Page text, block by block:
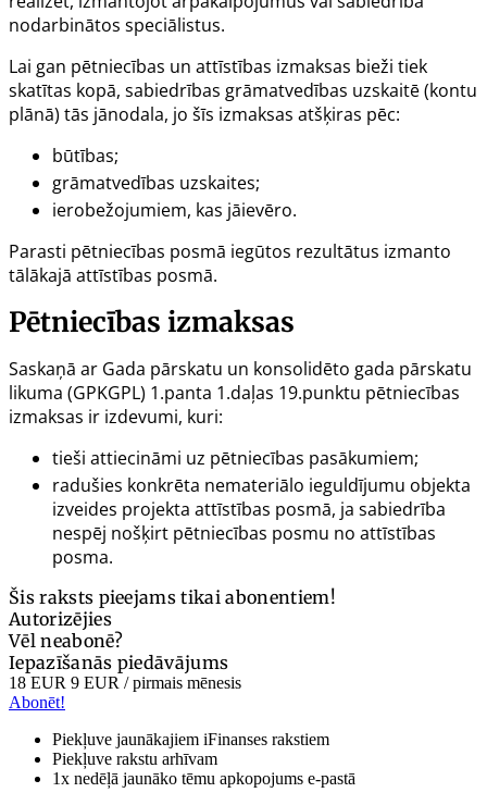
nodarbinātos speciālistus.
Lai gan pētniecības un attīstības izmaksas bieži tiek
skatītas kopā, sabiedrības grāmatvedības uzskaitē (kontu
plānā) tās jānodala, jo šīs izmaksas atšķiras pēc:
būtības;
grāmatvedības uzskaites;
ierobežojumiem, kas jāievēro.
Parasti pētniecības posmā iegūtos rezultātus izmanto
tālākajā attīstības posmā.
Pētniecības izmaksas
Saskaņā ar Gada pārskatu un konsolidēto gada pārskatu
likuma (GPKGPL) 1.panta 1.daļas 19.punktu pētniecības
izmaksas ir izdevumi, kuri:
tieši attiecināmi uz pētniecības pasākumiem;
radušies konkrēta nemateriālo ieguldījumu objekta
izveides projekta attīstības posmā, ja sabiedrība
nespēj nošķirt pētniecības posmu no attīstības
posma.
Šis raksts pieejams tikai abonentiem!
Autorizējies
Vēl neabonē?
Iepazīšanās piedāvājums
18 EUR 9 EUR / pirmais mēnesis
Abonēt!
Piekļuve jaunākajiem iFinanses rakstiem
Piekļuve rakstu arhīvam
1x nedēļā jaunāko tēmu apkopojums e-pastā